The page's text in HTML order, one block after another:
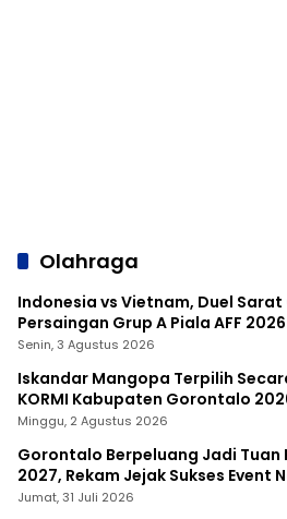
Olahraga
Indonesia vs Vietnam, Duel
Persaingan Grup A Piala AFF 2026
Senin, 3 Agustus 2026
Iskandar Mangopa Terpilih
KORMI Kabupaten Gorontalo
Minggu, 2 Agustus 2026
Gorontalo Berpeluang Jadi Tuan
2027, Rekam Jejak Sukses Event
Jumat, 31 Juli 2026